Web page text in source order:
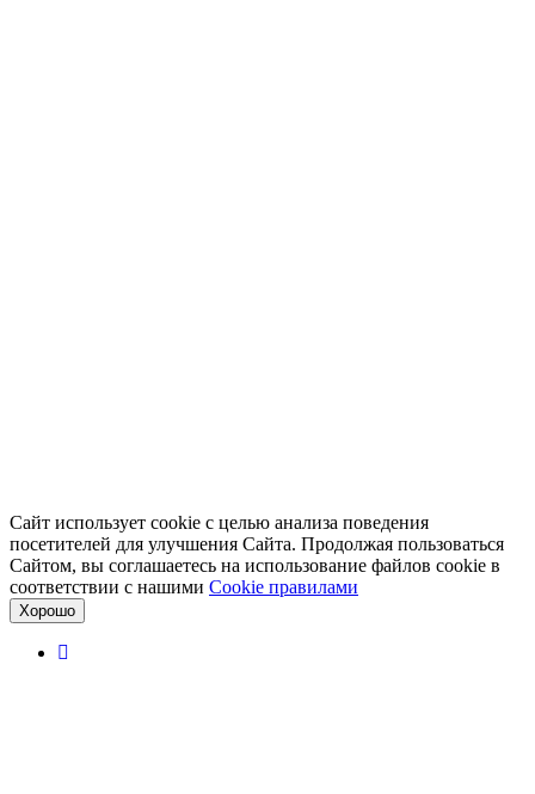
Сайт использует cookie с целью анализа поведения
посетителей для улучшения Сайта. Продолжая пользоваться
Сайтом, вы соглашаетесь на использование файлов cookie в
соответствии с нашими Cookiе правилами
Хорошо